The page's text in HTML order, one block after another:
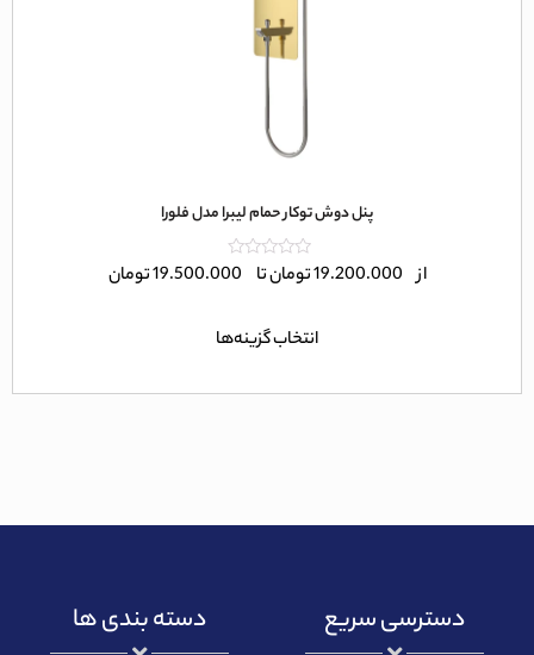
پنل دوش توکار حمام لیبرا مدل فلورا
امتیاز
0
از 19.200.000تومانتا 19.500.000تومان
انتخاب گزینه‌ها
دسترسی سریع دسته بندی ها